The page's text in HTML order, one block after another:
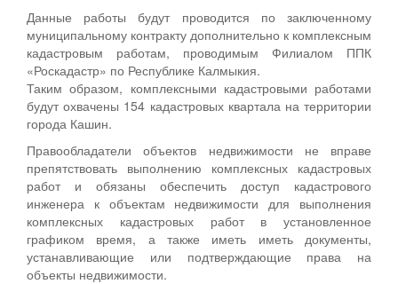
Данные работы будут проводится по заключенному
муниципальному контракту дополнительно к комплексным
кадастровым работам, проводимым Филиалом ППК
«Роскадастр» по Республике Калмыкия.
Таким образом, комплексными кадастровыми работами
будут охвачены 154 кадастровых квартала на территории
города Кашин.
Правообладатели объектов недвижимости не вправе
препятствовать выполнению комплексных кадастровых
работ и обязаны обеспечить доступ кадастрового
инженера к объектам недвижимости для выполнения
комплексных кадастровых работ в установленное
графиком время, а также иметь иметь документы,
устанавливающие или подтверждающие права на
объекты недвижимости.